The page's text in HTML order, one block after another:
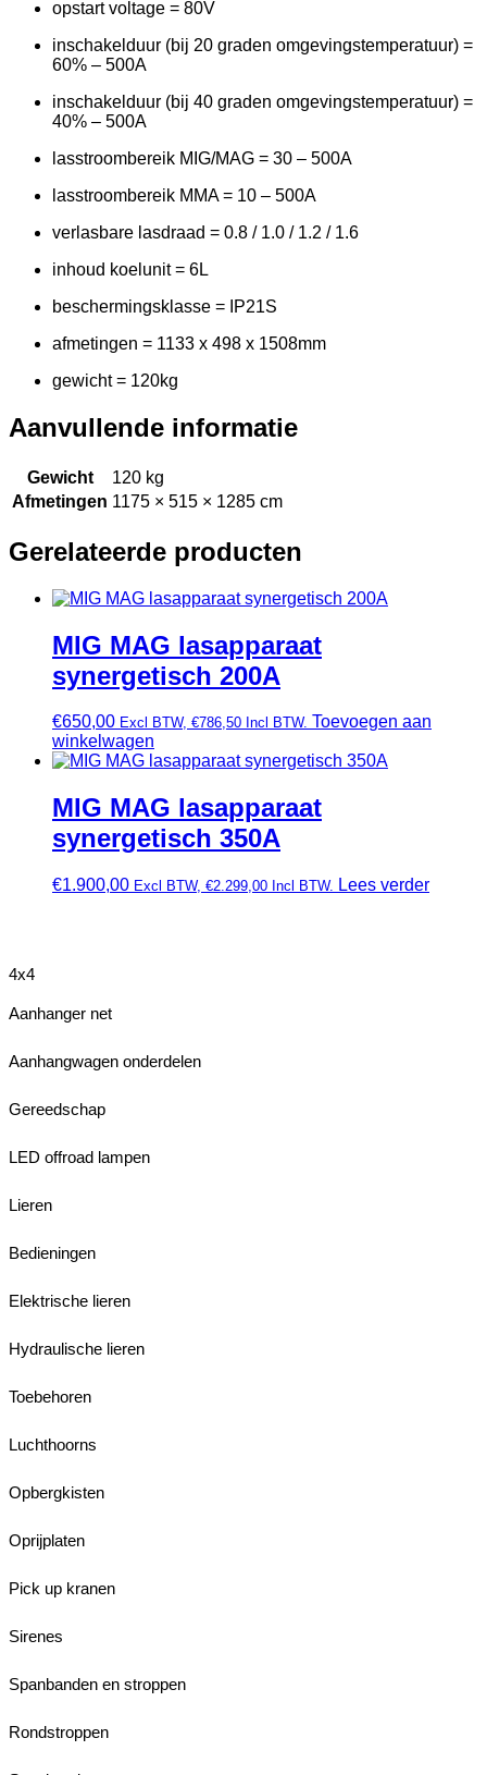
opstart voltage = 80V
inschakelduur (bij 20 graden omgevingstemperatuur) =
60% – 500A
inschakelduur (bij 40 graden omgevingstemperatuur) =
40% – 500A
lasstroombereik MIG/MAG = 30 – 500A
lasstroombereik MMA = 10 – 500A
verlasbare lasdraad = 0.8 / 1.0 / 1.2 / 1.6
inhoud koelunit = 6L
beschermingsklasse = IP21S
afmetingen = 1133 x 498 x 1508mm
gewicht = 120kg
Aanvullende informatie
Gewicht
120 kg
Afmetingen 1175 × 515 × 1285 cm
Gerelateerde producten
MIG MAG lasapparaat
synergetisch 200A
€650,00 Excl BTW, €786,50 Incl BTW. Toevoegen aan
winkelwagen
MIG MAG lasapparaat
synergetisch 350A
€1.900,00 Excl BTW, €2.299,00 Incl BTW. Lees verder
4x4
Aanhanger net
Aanhangwagen onderdelen
Gereedschap
LED offroad lampen
Lieren
Bedieningen
Elektrische lieren
Hydraulische lieren
Toebehoren
Luchthoorns
Opbergkisten
Oprijplaten
Pick up kranen
Sirenes
Spanbanden en stroppen
Rondstroppen